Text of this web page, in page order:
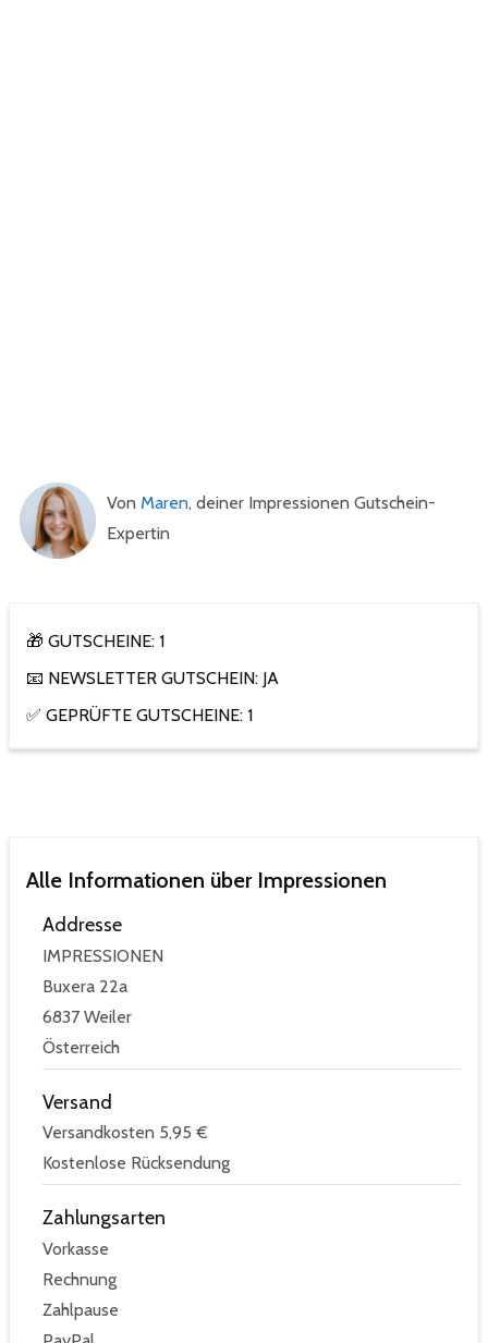
Von Maren, deiner Impressionen Gutschein-
Expertin
🎁 GUTSCHEINE: 1
📧 NEWSLETTER GUTSCHEIN: JA
✅ GEPRÜFTE GUTSCHEINE: 1
Alle Informationen über Impressionen
Addresse
IMPRESSIONEN
Buxera 22a
6837 Weiler
Österreich
Versand
Versandkosten 5,95 €
Kostenlose Rücksendung
Zahlungsarten
Vorkasse
Rechnung
Zahlpause